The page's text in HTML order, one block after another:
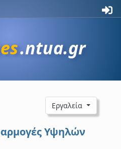
.ntua.gr
Εργαλεία
Υψηλών